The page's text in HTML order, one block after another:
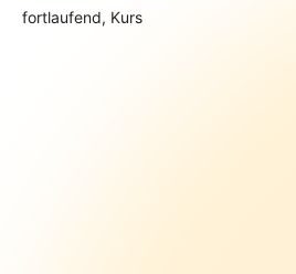
fortlaufend, Kurs